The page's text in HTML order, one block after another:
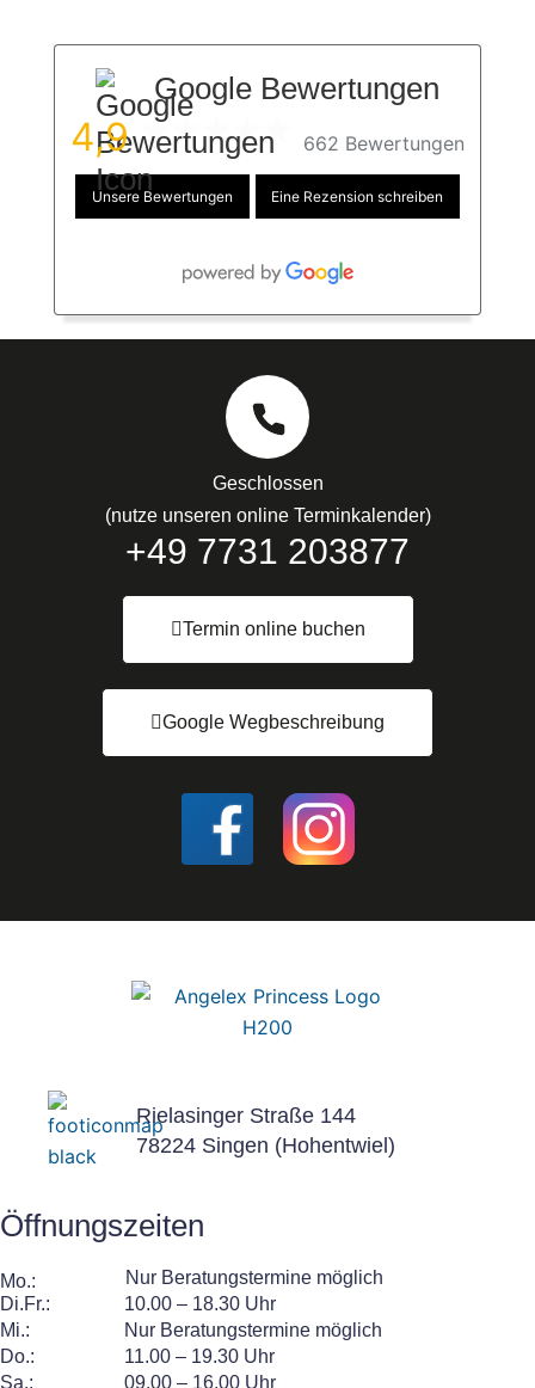
Google Bewertungen
4,9 662 Bewertungen
Unsere Bewertungen Eine Rezension schreiben
Geschlossen
(nutze unseren online Terminkalender)
+49 7731 203877
Termin online buchen
Google Wegbeschreibung
I
c
o
n
a
I
c
o
n
n
Rielasinger Straße 144
78224 Singen (Hohentwiel)
Öffnungszeiten
Mo.:
Nur Beratungstermine möglich
Di.Fr.:
10.00 – 18.30 Uhr
Mi.:
Nur Beratungstermine möglich
Do.:
11.00 – 19.30 Uhr
Sa.:
09.00 – 16.00 Uhr